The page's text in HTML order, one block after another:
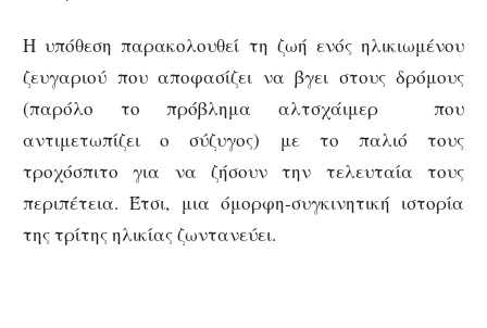
Η υπόθεση παρακολουθεί τη ζωή ενός ηλικιωμένου
ζευγαριού που αποφασίζει να βγει στους δρόμους
(παρόλο το πρόβλημα αλτσχάιμερ που
αντιμετωπίζει ο σύζυγος) με το παλιό τους
τροχόσπιτο για να ζήσουν την τελευταία τους
περιπέτεια. Έτσι, μια όμορφη-συγκινητική ιστορία
της τρίτης ηλικίας ζωντανεύει.